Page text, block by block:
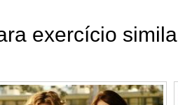
exercício